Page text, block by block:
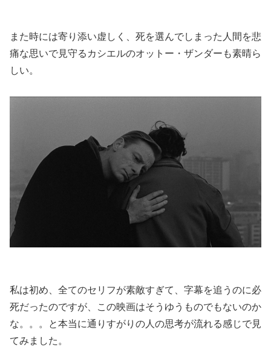
また時には寄り添い虚しく、死を選んでしまった人間を悲
痛な思いで見守るカシエルのオットー・ザンダーも素晴ら
しい。
私は初め、全てのセリフが素敵すぎて、字幕を追うのに必
死だったのですが、この映画はそうゆうものでもないのか
な。。。と本当に通りすがりの人の思考が流れる感じで見
てみました。